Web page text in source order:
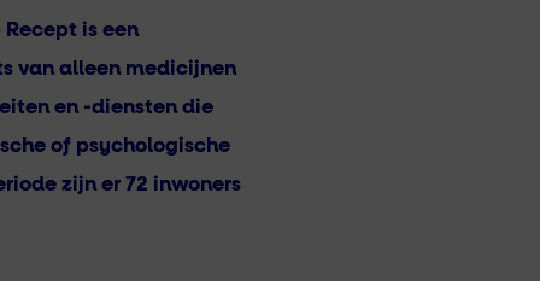
is een
van alleen medicijnen
en -diensten die
of psychologische
zijn er 72 inwoners